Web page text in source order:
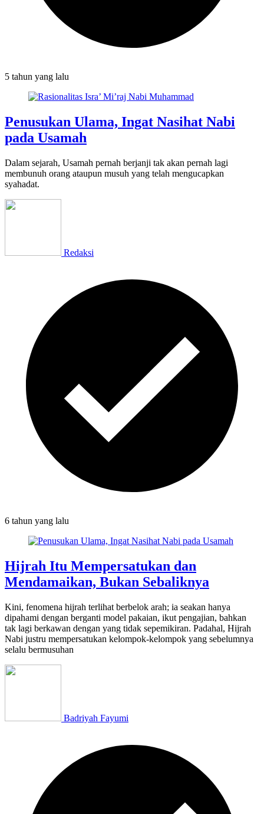
5 tahun yang lalu
Penusukan Ulama, Ingat Nasihat Nabi
pada Usamah
Dalam sejarah, Usamah pernah berjanji tak akan pernah lagi
membunuh orang ataupun musuh yang telah mengucapkan
syahadat.
Redaksi
6 tahun yang lalu
Hijrah Itu Mempersatukan dan
Mendamaikan, Bukan Sebaliknya
Kini, fenomena hijrah terlihat berbelok arah; ia seakan hanya
dipahami dengan berganti model pakaian, ikut pengajian, bahkan
tak lagi berkawan dengan yang tidak sepemikiran. Padahal, Hijrah
Nabi justru mempersatukan kelompok-kelompok yang sebelumnya
selalu bermusuhan
Badriyah Fayumi